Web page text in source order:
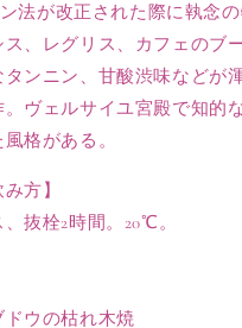
ド
ポ
イ
ヤ
ッ
ク
特
級
の
ン法が改正された際に執念
ス、レグリス、カフェのブ
ンニン、甘酸渋味などが
。ヴェルサイユ宮殿で知的
格がある。
方】
抜栓2時間。20℃。
ウの枯れ木焼